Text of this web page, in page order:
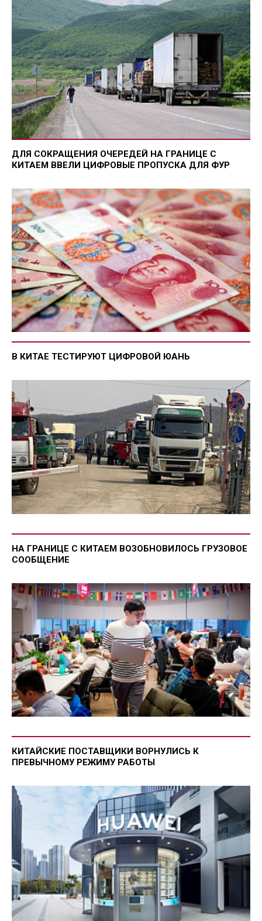
ДЛЯ СОКРАЩЕНИЯ ОЧЕРЕДЕЙ НА ГРАНИЦЕ С
КИТАЕМ ВВЕЛИ ЦИФРОВЫЕ ПРОПУСКА ДЛЯ ФУР
В КИТАЕ ТЕСТИРУЮТ ЦИФРОВОЙ ЮАНЬ
НА ГРАНИЦЕ С КИТАЕМ ВОЗОБНОВИЛОСЬ ГРУЗОВОЕ
СООБЩЕНИЕ
КИТАЙСКИЕ ПОСТАВЩИКИ ВОРНУЛИСЬ К
ПРЕВЫЧНОМУ РЕЖИМУ РАБОТЫ